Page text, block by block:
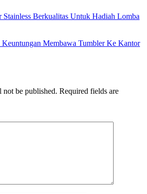
Stainless Berkualitas Untuk Hadiah Lomba
Membawa Tumbler Ke Kantor
not be published. Required fields are